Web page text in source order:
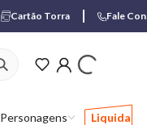
Cartão Torra Fale
Personagens Liquida
ver produtos